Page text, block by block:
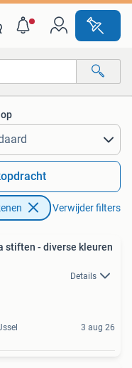
Verwijder filters
stiften - diverse kleuren
Details
3 aug 26